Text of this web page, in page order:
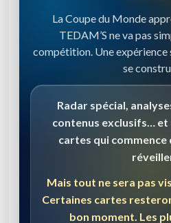
La Coupe du Monde
TEDAM’S ne va pas
compétition. Une expérience
se
Radar spécial,
contenus exclusifs… et
cartes qui commence
Mais tout ne sera pas
Certaines cartes
bon moment. Les